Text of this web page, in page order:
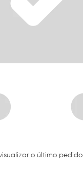
o último pedido